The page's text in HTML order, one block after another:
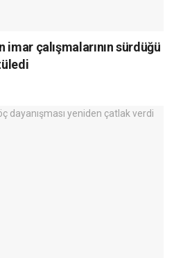
imar çalışmalarının sürdüğü